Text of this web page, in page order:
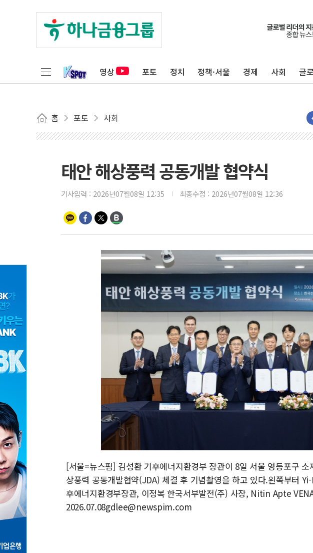
영상 포토 정치 정책·서울 경제 사회 글
홈 포토 사회
태안 해상풍력 공동개발 협약식
기사입력 : 2026년07월08일 12:35 최종수정 : 2026년07월08일 12:36
[서울=뉴스핌] 김성환 기후에너지환경부 장관이 8일 서울 영등포구
상풍력 공동개발협약(JDA) 체결 후 기념촬영을 하고 있다.왼쪽부터
후에너지환경부장관, 이정복 한국서부발전(주) 사장, Nitin Apte
2026.07.08gdlee@newspim.com